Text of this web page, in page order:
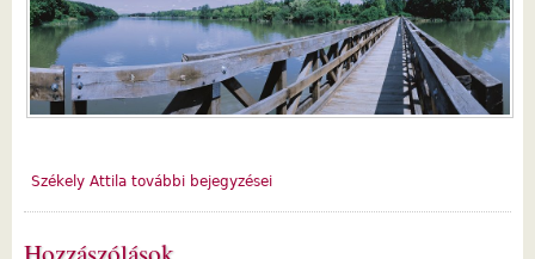
Székely Attila további bejegyzései